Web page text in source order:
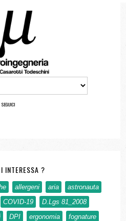
SEGUICI
INTERESSA ?
allergeni aria
astronauta
COVID-19
D.Lgs 81_2008
DPI ergonomia
fognature